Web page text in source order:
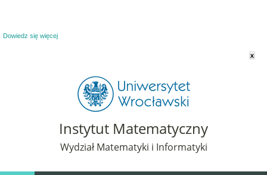
Dowiedz się więcej
x
Instytut Matematyczny
Wydział Matematyki i Informatyki